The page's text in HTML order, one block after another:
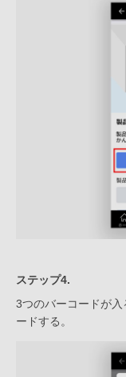
ステップ4.
3つのバーコードが
ードする。